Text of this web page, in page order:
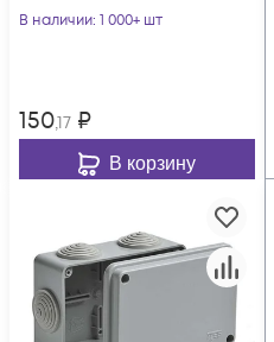
В наличии: 1 000+ шт
150,17 ₽
В корзину